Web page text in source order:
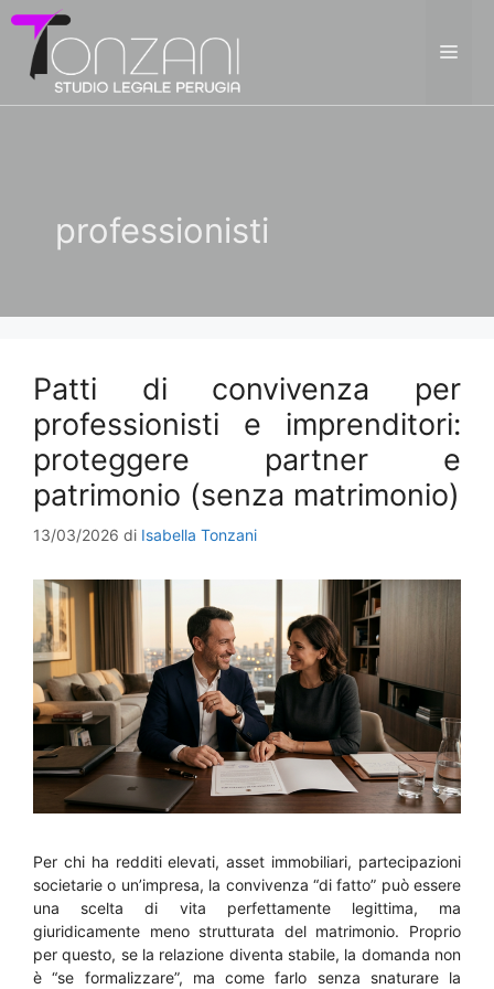
Vai
contenuto
professionisti
Patti di convivenza per
professionisti e imprenditori:
proteggere partner e
patrimonio (senza matrimonio)
13/03/2026 di Isabella Tonzani
Per chi ha redditi elevati, asset immobiliari, partecipazioni
societarie o un’impresa, la convivenza “di fatto” può essere
una scelta di vita perfettamente legittima, ma
giuridicamente meno strutturata del matrimonio. Proprio
per questo, se la relazione diventa stabile, la domanda non
è “se formalizzare”, ma come farlo senza snaturare la